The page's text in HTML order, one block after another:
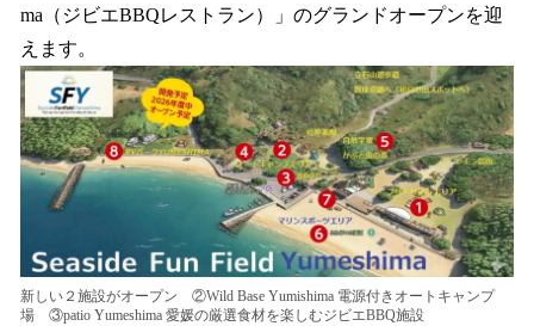
み
込
み
中
で
す
ma（ジビエBBQレストラン）」のグランドオープンを迎
えます。
新しい２施設がオープン ②Wild Base Yumishima 電源付きオートキャンプ
場 ③patio Yumeshima 愛媛の厳選食材を楽しむジビエBBQ施設